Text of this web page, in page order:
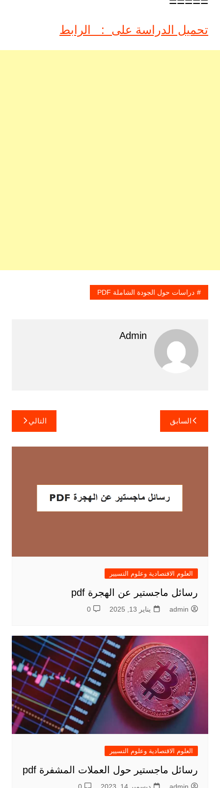
تحميل الدراسة على : الرابط
دراسات حول الجودة الشاملة PDF
Admin
تصفّح
المقالات
السابق التالي
العلوم الاقتصادية وعلوم التسيير
رسائل ماجستير عن الهجرة pdf
admin يناير 13, 2025 0
العلوم الاقتصادية وعلوم التسيير
رسائل ماجستير حول العملات المشفرة pdf